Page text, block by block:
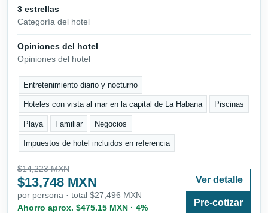
3 estrellas
Categoría del hotel
Opiniones del hotel
Opiniones del hotel
Entretenimiento diario y nocturno
Hoteles con vista al mar en la capital de La Habana Piscinas
Playa Familiar Negocios
Impuestos de hotel incluidos en referencia
$14,223 MXN
$13,748 MXN
por persona · total $27,496 MXN
Ahorro aprox. $475.15 MXN · 4%
Ver detalle
Pre-cotizar